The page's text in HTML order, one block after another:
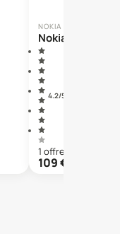
NOKIA
Nokia 2.4
4.2/5 (
1 offre
109€